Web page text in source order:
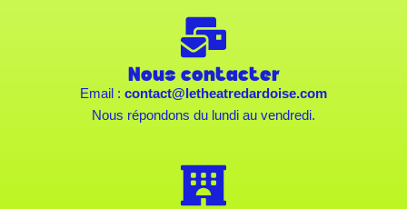
Nous contacter
Email : contact@letheatredardoise.com
Nous répondons du lundi au vendredi.